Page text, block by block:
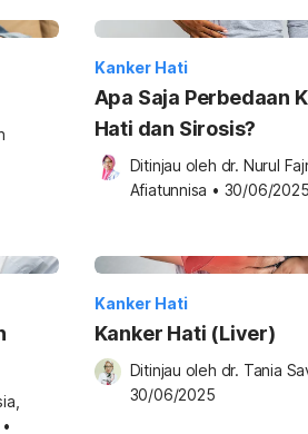
Kanker Hati
Apa Saja Perbedaan
Hati dan Sirosis?
Ditinjau oleh dr. Nurul
Afiatunnisa • 30/06/2025
•
Kanker Hati
Kanker Hati (Liver)
Ditinjau oleh dr. Tania
30/06/2025